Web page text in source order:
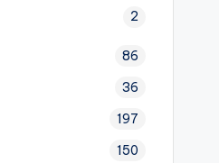
2
86
36
197
150